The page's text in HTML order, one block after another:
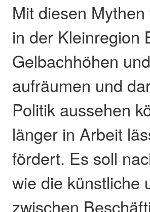
Mit diesen
in der Kleinregion
Gelbachhöhen
aufräumen und
Politik aussehen
länger in Arbeit
fördert. Es soll
wie die künstliche
zwischen